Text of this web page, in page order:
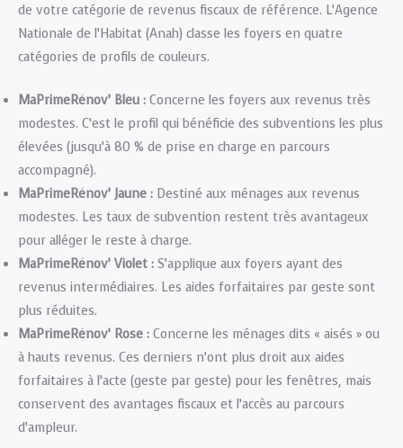
de votre catégorie de revenus fiscaux de référence. L’Agence
Nationale de l’Habitat (Anah) classe les foyers en quatre
catégories de profils de couleurs.
MaPrimeRénov’ Bleu : Concerne les foyers aux revenus très
modestes. C’est le profil qui bénéficie des subventions les plus
élevées (jusqu’à 80 % de prise en charge en parcours
accompagné).
MaPrimeRénov’ Jaune : Destiné aux ménages aux revenus
modestes. Les taux de subvention restent très avantageux
pour alléger le reste à charge.
MaPrimeRénov’ Violet : S’applique aux foyers ayant des
revenus intermédiaires. Les aides forfaitaires par geste sont
plus réduites.
MaPrimeRénov’ Rose : Concerne les ménages dits « aisés » ou
à hauts revenus. Ces derniers n’ont plus droit aux aides
forfaitaires à l’acte (geste par geste) pour les fenêtres, mais
conservent des avantages fiscaux et l’accès au parcours
d’ampleur.